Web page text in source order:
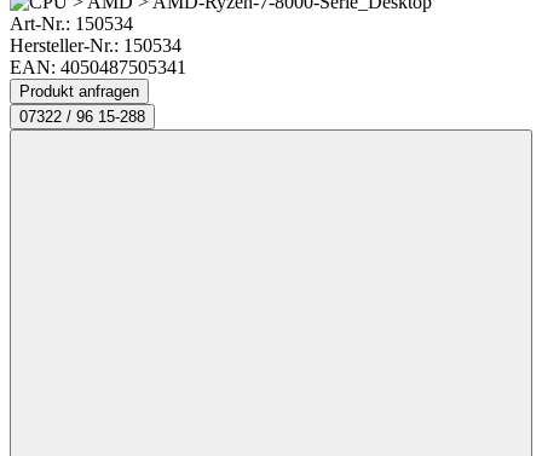
Art-Nr.: 150534
Hersteller-Nr.: 150534
EAN: 4050487505341
Produkt anfragen
07322 / 96 15-288